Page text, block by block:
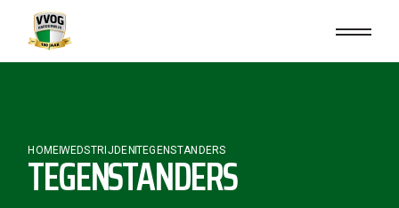
content
HOMEWEDSTRIJDEN TEGENSTANDERS
TEGENSTANDERS